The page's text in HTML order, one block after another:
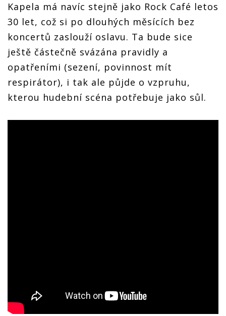
Kapela má navíc stejně jako Rock Café letos
30 let, což si po dlouhých měsících bez
koncertů zaslouží oslavu. Ta bude sice
ještě částečně svázána pravidly a
opatřeními (sezení, povinnost mít
respirátor), i tak ale půjde o vzpruhu,
kterou hudební scéna potřebuje jako sůl.